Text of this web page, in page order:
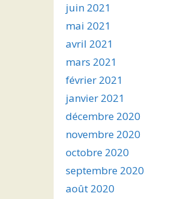
juin 2021
mai 2021
avril 2021
mars 2021
février 2021
janvier 2021
décembre 2020
novembre 2020
octobre 2020
septembre 2020
août 2020